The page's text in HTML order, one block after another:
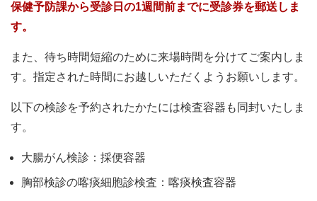
保健予防課から受診日の1週間前までに受診券を郵送しま
す。
また、待ち時間短縮のために来場時間を分けてご案内しま
す。指定された時間にお越しいただくようお願いします。
以下の検診を予約されたかたには検査容器も同封いたしま
す。
大腸がん検診：採便容器
胸部検診の喀痰細胞診検査：喀痰検査容器